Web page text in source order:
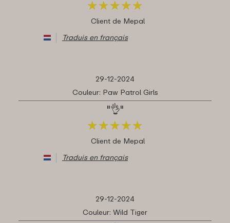
★★★★★
★★★★★
Client de Mepal
Traduis en français
29-12-2024
Couleur: Paw Patrol Girls
"👌"
★★★★★
★★★★★
Client de Mepal
Traduis en français
29-12-2024
Couleur: Wild Tiger